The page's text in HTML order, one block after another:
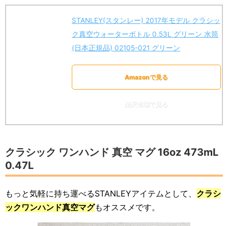
STANLEY(スタンレー) 2017年モデル クラシッ
ク真空ウォーターボトル 0.53L グリーン 水筒
(日本正規品) 02105-021 グリーン
Amazonで見る
楽天市場で見る
クラシック ワンハンド 真空 マグ 16oz 473mL
0.47L
もっと気軽に持ち運べるSTANLEYアイテムとして、 クラシ
ックワンハンド真空マグもオススメです。